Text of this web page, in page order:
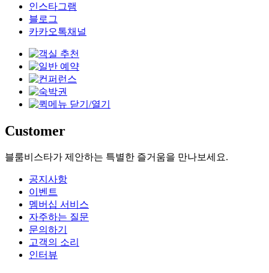
인스타그램
블로그
카카오톡채널
Customer
블룸비스타가 제안하는 특별한 즐거움을 만나보세요.
공지사항
이벤트
멤버십 서비스
자주하는 질문
문의하기
고객의 소리
인터뷰